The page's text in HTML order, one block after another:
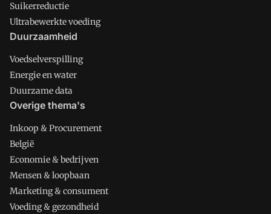
Suikerreductie
Ultrabewerkte voeding
Duurzaamheid
Voedselverspilling
Energie en water
Duurzame data
Overige thema's
Inkoop & Procurement
België
Economie & bedrijven
Mensen & loopbaan
Marketing & consument
Voeding & gezondheid